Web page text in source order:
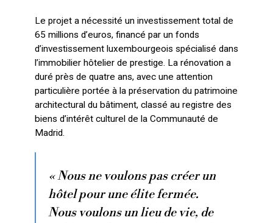
Le projet a nécessité un investissement total de
65 millions d’euros, financé par un fonds
d’investissement luxembourgeois spécialisé dans
l’immobilier hôtelier de prestige. La rénovation a
duré près de quatre ans, avec une attention
particulière portée à la préservation du patrimoine
architectural du bâtiment, classé au registre des
biens d’intérêt culturel de la Communauté de
Madrid.
« Nous ne voulons pas créer un
hôtel pour une élite fermée.
Nous voulons un lieu de vie, de